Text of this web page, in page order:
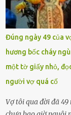
vòng nguyệt quế
năm thứ 24. Quá
nhận thức được nội
ngày 1.9 là chưa
xin lỗi trên trang
với cơ quan chức
Đúng ngày 49 của
hương bốc cháy
một tờ giấy nhỏ,
người vợ quá cố
Vợ tôi qua đời đã